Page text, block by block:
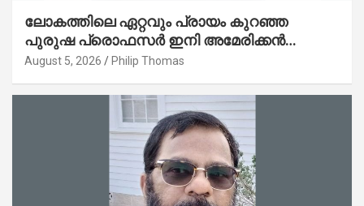
ലോകത്തിലെ ഏറ്റവും പ്രായം കുറഞ്ഞ
പുരുഷ പ്രൊഫസർ ഇനി അമേരിക്കൻ
മലയാളി നേഥൻ തോമസ്
August 5, 2026 Philip Thomas